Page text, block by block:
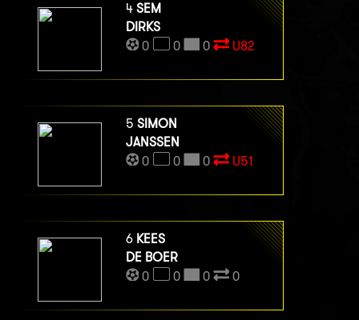
4 SEM
DIRKS
0
0 0 U82
5 SIMON
JANSSEN
0
0 0 U51
6 KEES
DE BOER
0
0 0 0